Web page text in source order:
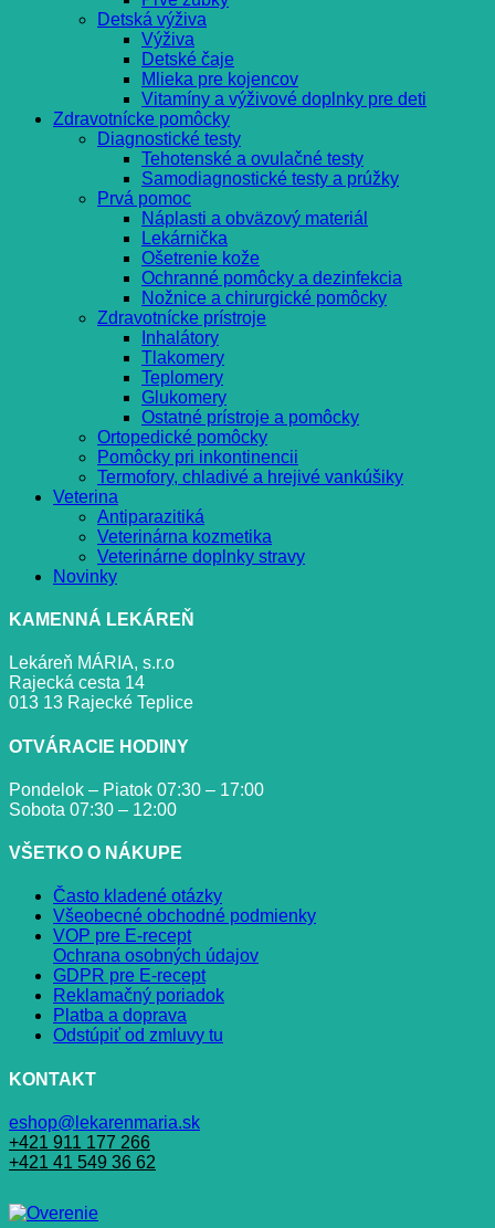
Detská výživa
Výživa
Detské čaje
Mlieka pre kojencov
Vitamíny a výživové doplnky pre deti
Zdravotnícke pomôcky
Diagnostické testy
Tehotenské a ovulačné testy
Samodiagnostické testy a prúžky
Prvá pomoc
Náplasti a obväzový materiál
Lekárnička
Ošetrenie kože
Ochranné pomôcky a dezinfekcia
Nožnice a chirurgické pomôcky
Zdravotnícke prístroje
Inhalátory
Tlakomery
Teplomery
Glukomery
Ostatné prístroje a pomôcky
Ortopedické pomôcky
Pomôcky pri inkontinencii
Termofory, chladivé a hrejivé vankúšiky
Veterina
Antiparazitiká
Veterinárna kozmetika
Veterinárne doplnky stravy
Novinky
KAMENNÁ LEKÁREŇ
Lekáreň MÁRIA, s.r.o
Rajecká cesta 14
013 13 Rajecké Teplice
OTVÁRACIE HODINY
Pondelok – Piatok 07:30 – 17:00
Sobota 07:30 – 12:00
VŠETKO O NÁKUPE
Často kladené otázky
Všeobecné obchodné podmienky
VOP pre E-recept
Ochrana osobných údajov
GDPR pre E-recept
Reklamačný poriadok
Platba a doprava
Odstúpiť od zmluvy tu
KONTAKT
eshop@lekarenmaria.sk
+421 911 177 266
+421 41 549 36 62